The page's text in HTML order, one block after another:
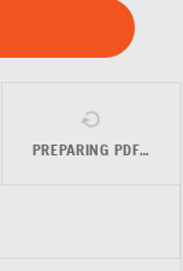
PREPARING PDF…